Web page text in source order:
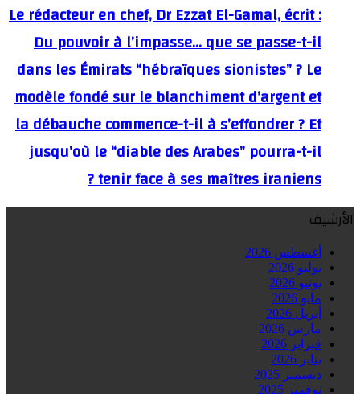
Le rédacteur en chef, Dr Ezzat El-Gamal, écrit :
Du pouvoir à l’impasse… que se passe-t-il
dans les Émirats “hébraïques sionistes” ? Le
modèle fondé sur le blanchiment d’argent et
la débauche commence-t-il à s’effondrer ? Et
jusqu’où le “diable des Arabes” pourra-t-il
tenir face à ses maîtres iraniens ?
الأرشيف
أغسطس 2026
يوليو 2026
يونيو 2026
مايو 2026
أبريل 2026
مارس 2026
فبراير 2026
يناير 2026
ديسمبر 2025
نوفمبر 2025